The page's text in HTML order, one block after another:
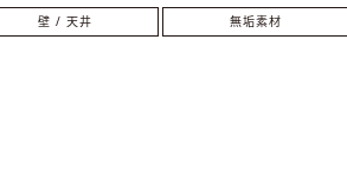
壁 / 天井 無垢素材